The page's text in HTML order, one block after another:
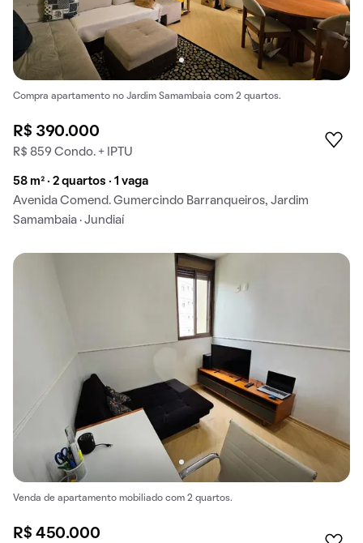
Compra apartamento no Jardim Samambaia com 2 quartos.
R$ 390.000
R$ 859 Condo. + IPTU
58 m² · 2 quartos · 1 vaga
Avenida Comend. Gumercindo Barranqueiros, Jardim
Samambaia · Jundiaí
Venda de apartamento mobiliado com 2 quartos.
R$ 450.000